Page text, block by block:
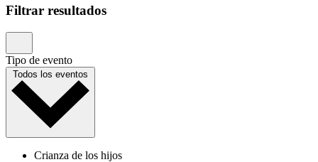
Filtrar resultados
Tipo de evento
Todos los eventos
Crianza de los hijos